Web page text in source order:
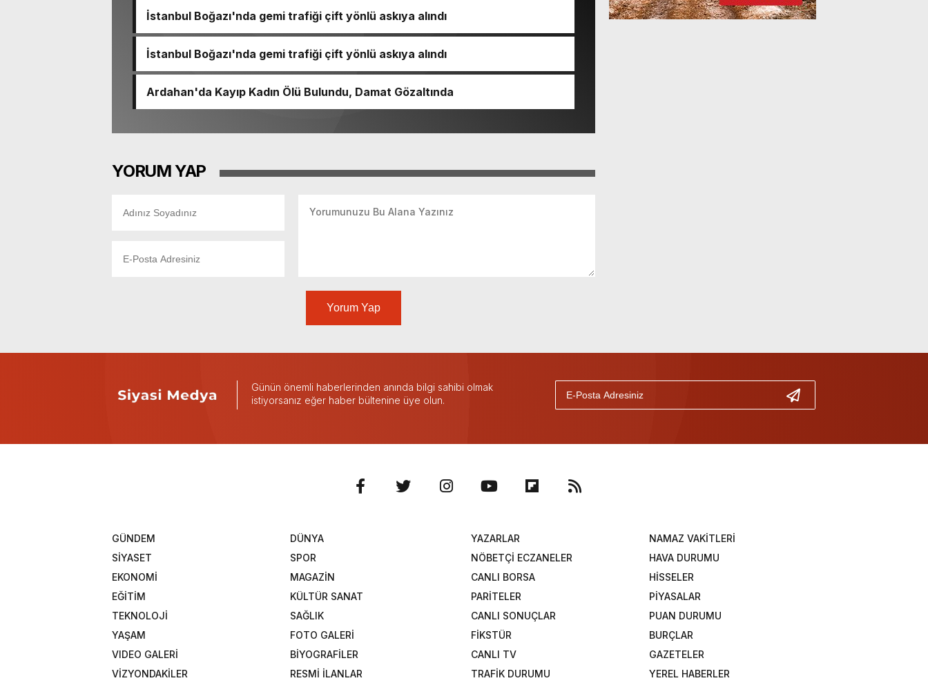
İstanbul Boğazı'nda gemi trafiği çift yönlü askıya alındı
İstanbul Boğazı'nda gemi trafiği çift yönlü askıya alındı
Ardahan'da Kayıp Kadın Ölü Bulundu, Damat Gözaltında
YORUM YAP
Yorum Yap
Günün önemli haberlerinden anında bilgi sahibi olmak
istiyorsanız eğer haber bültenine üye olun.
GÜNDEM
DÜNYA
SİYASET
SPOR
EKONOMİ
MAGAZİN
EĞİTİM
KÜLTÜR SANAT
TEKNOLOJİ
SAĞLIK
YAŞAM
FOTO GALERİ
VIDEO GALERİ
BİYOGRAFİLER
VİZYONDAKİLER
RESMİ İLANLAR
YAZARLAR
NAMAZ VAKİTLERİ
NÖBETÇİ ECZANELER
HAVA DURUMU
CANLI BORSA
HİSSELER
PARİTELER
PİYASALAR
CANLI SONUÇLAR
PUAN DURUMU
FİKSTÜR
BURÇLAR
CANLI TV
GAZETELER
TRAFİK DURUMU
YEREL HABERLER